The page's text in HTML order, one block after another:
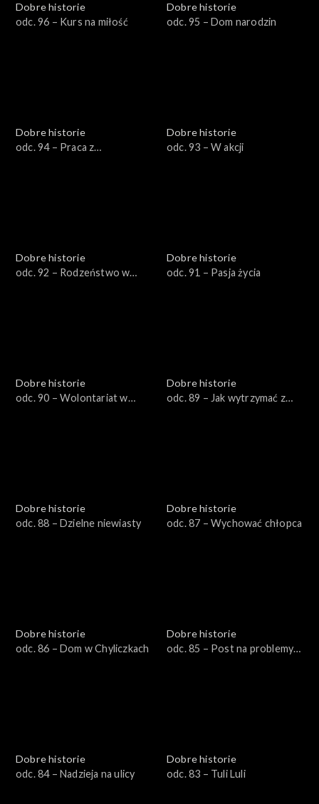
Dobre historie
odc. 96 – Kurs na miłość
Dobre historie
odc. 95 – Dom narodzin
Dobre historie
odc. 94 – Praca z
Dobre historie
odc. 93 – W akcji
Dobre historie
odc. 92 – Rodzeństwo w
Dobre historie
odc. 91 – Pasja życia
Dobre historie
odc. 90 – Wolontariat w
Dobre historie
odc. 89 – Jak wytrzymać z
Dobre historie
odc. 88 – Dzielne niewiasty
Dobre historie
odc. 87 – Wychować chłopca
Dobre historie
odc. 86 – Dom w Chyliczkach
Dobre historie
odc. 85 – Post na problemy
Dobre historie
odc. 84 – Nadzieja na ulicy
Dobre historie
odc. 83 – Tuli Luli